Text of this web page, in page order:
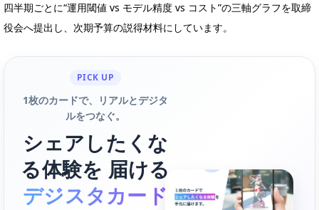
四半期ごとに“運用閾値 vs モデル精度 vs コスト”の三軸グラフを取締
役会へ提出し、次期予算の説得材料にしています。
PICK UP
1枚のカードで、リアルとデジタ
ルをつなぐ。
シェアしたくな
る体験を 届ける
デジスタカード